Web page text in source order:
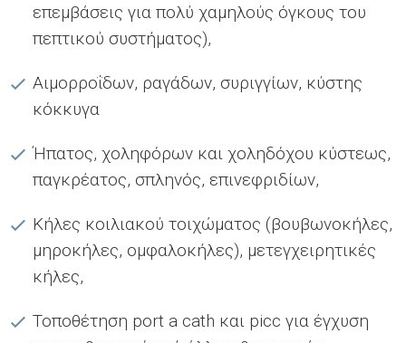
επεμβάσεις για πολύ χαμηλούς όγκους του
πεπτικού συστήματος),
Αιμορροΐδων, ραγάδων, συριγγίων, κύστης
κόκκυγα
Ήπατος, χοληφόρων και χοληδόχου κύστεως,
παγκρέατος, σπληνός, επινεφριδίων,
Κήλες κοιλιακού τοιχώματος (βουβωνοκήλες,
μηροκήλες, ομφαλοκήλες), μετεγχειρητικές
κήλες,
Τοποθέτηση port a cath και picc για έγχυση